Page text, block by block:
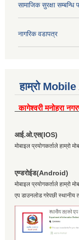
सामाजिक सुरक्षा सम्बन्धि
नागरिक वडापत्र
हाम्रो
कागेश्वरी मनोहरा
आई.ओ.एस(IOS)
मोबाइल प्रयोगकर्ताले हाम्रो
एण्डरोईड(Android)
मोबाइल प्रयोगकर्ताले हाम्रो
एप डाउनलोड गरेपछी स्थानीय